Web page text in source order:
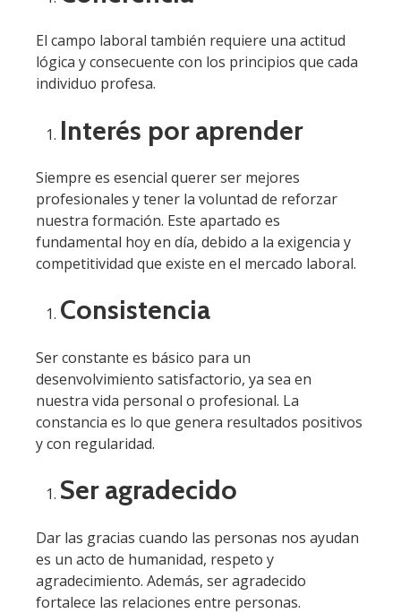
El campo laboral también requiere una actitud
lógica y consecuente con los principios que cada
individuo profesa.
Interés por aprender
Siempre es esencial querer ser mejores
profesionales y tener la voluntad de reforzar
nuestra formación. Este apartado es
fundamental hoy en día, debido a la exigencia y
competitividad que existe en el mercado laboral.
Consistencia
Ser constante es básico para un
desenvolvimiento satisfactorio, ya sea en
nuestra vida personal o profesional. La
constancia es lo que genera resultados positivos
y con regularidad.
Ser agradecido
Dar las gracias cuando las personas nos ayudan
es un acto de humanidad, respeto y
agradecimiento. Además, ser agradecido
fortalece las relaciones entre personas.